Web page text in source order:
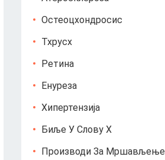
Остеоцхондросис
Тхрусх
Ретина
Енуреза
Хипертензија
Биље У Слову Х
Производи За Мршављење